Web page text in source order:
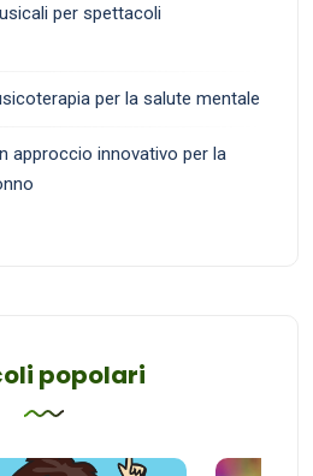
per spettacoli
per la salute mentale
approccio innovativo per la
popolari